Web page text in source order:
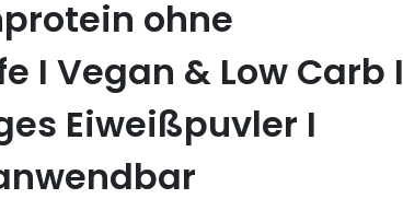
ohne
I Vegan & Low Carb I
Eiweißpuvler I